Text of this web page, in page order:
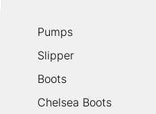
Pumps
Slipper
Boots
Chelsea Boots